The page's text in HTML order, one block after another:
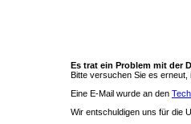
Es trat ein Problem mit der
Bitte versuchen Sie es erneut,
Eine E-Mail wurde an den
Wir entschuldigen uns für die